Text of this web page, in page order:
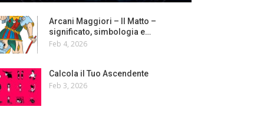
Arcani Maggiori – Il Matto –
significato, simbologia e…
Feb 4, 2026
Calcola il Tuo Ascendente
Feb 3, 2026